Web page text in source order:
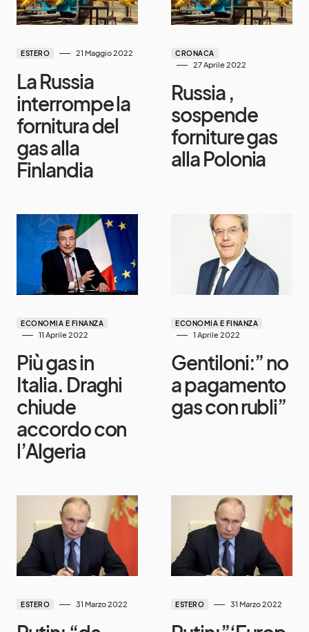
ESTERO 21 Maggio 2022
La Russia
interrompe la
fornitura del
gas alla
Finlandia
CRONACA
27 Aprile 2022
Russia ,
sospende
forniture gas
alla Polonia
ECONOMIA E FINANZA
11 Aprile 2022
Più gas in
Italia. Draghi
chiude
accordo con
l’Algeria
ECONOMIA E FINANZA
1 Aprile 2022
Gentiloni:” no
a pagamento
gas con rubli”
ESTERO 31 Marzo 2022 ESTERO 31 Marzo 2022